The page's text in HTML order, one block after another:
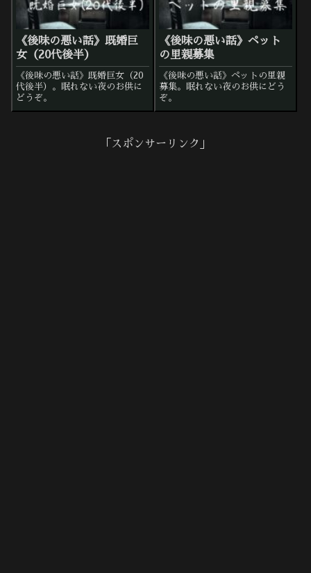
《後味の悪い話》既婚巨
女（20代後半）
《後味の悪い話》既婚巨女（20
代後半）。眠れない夜のお供に
どうぞ。
《後味の悪い話》ペット
の里親募集
《後味の悪い話》ペットの里親
募集。眠れない夜のお供にどう
ぞ。
「スポンサーリンク」